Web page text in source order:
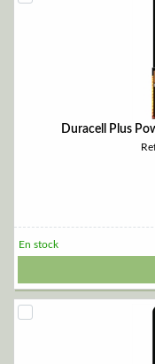
Duracell Plus
En stock